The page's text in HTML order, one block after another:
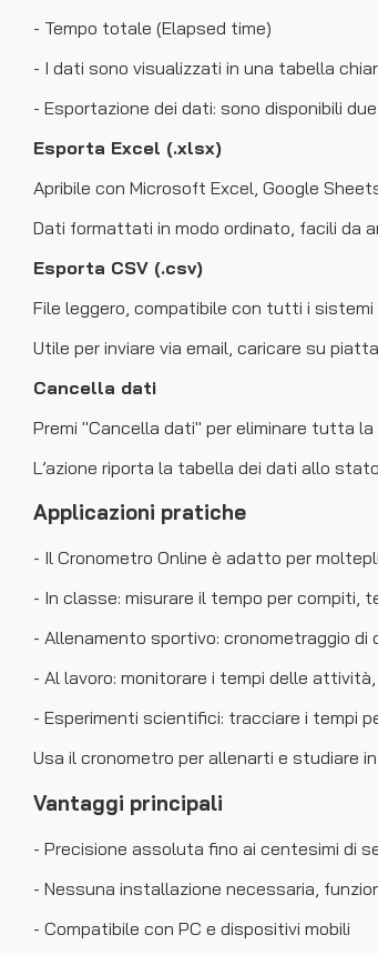
- Tempo totale (Elapsed time)
- I dati sono visualizzati in una tabella
- Esportazione dei dati: sono disponibili
Esporta Excel (.xlsx)
Apribile con Microsoft Excel, Google
Dati formattati in modo ordinato, facili da
Esporta CSV (.csv)
File leggero, compatibile con tutti i sistemi
Utile per inviare via email, caricare su
Cancella dati
Premi "Cancella dati" per eliminare tutta
L’azione riporta la tabella dei dati allo
Applicazioni pratiche
- Il Cronometro Online è adatto per
- In classe: misurare il tempo per compiti,
- Allenamento sportivo: cronometraggio di
- Al lavoro: monitorare i tempi delle
- Esperimenti scientifici: tracciare i tempi
Usa il cronometro per allenarti e studiare
Vantaggi principali
- Precisione assoluta fino ai centesimi di
- Nessuna installazione necessaria,
- Compatibile con PC e dispositivi mobili